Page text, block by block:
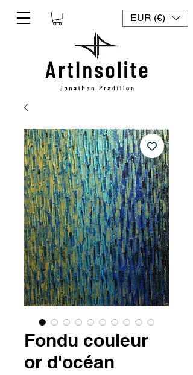
EUR (€)
Fondu couleur
or d'océan